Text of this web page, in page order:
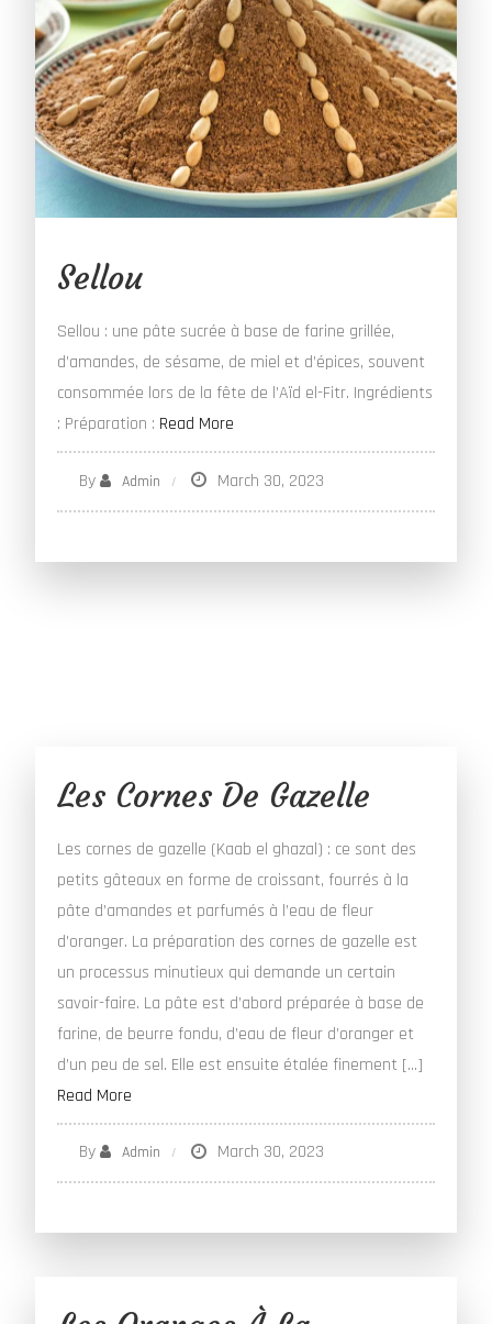
Sellou
Sellou : une pâte sucrée à base de farine grillée,
d’amandes, de sésame, de miel et d’épices, souvent
consommée lors de la fête de l’Aïd el-Fitr. Ingrédients
: Préparation : Read More
By Admin March 30, 2023
Les Cornes De Gazelle
Les cornes de gazelle (Kaab el ghazal) : ce sont des
petits gâteaux en forme de croissant, fourrés à la
pâte d’amandes et parfumés à l’eau de fleur
d’oranger. La préparation des cornes de gazelle est
un processus minutieux qui demande un certain
savoir-faire. La pâte est d’abord préparée à base de
farine, de beurre fondu, d’eau de fleur d’oranger et
d’un peu de sel. Elle est ensuite étalée finement […]
Read More
By Admin March 30, 2023